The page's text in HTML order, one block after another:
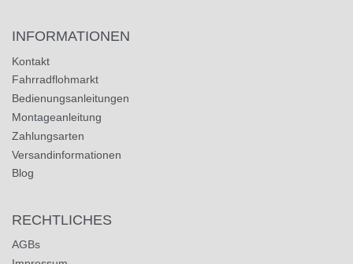
INFORMATIONEN
Kontakt
Fahrradflohmarkt
Bedienungsanleitungen
Montageanleitung
Zahlungsarten
Versandinformationen
Blog
RECHTLICHES
AGBs